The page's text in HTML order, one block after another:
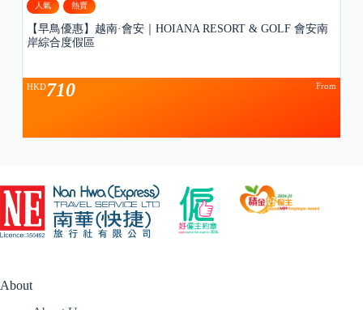
人氣 熱賣
【早鳥優惠】越南·會安｜HOIANA RESORT & GOLF 會安南
岸綜合度假區
From
HKD710
About